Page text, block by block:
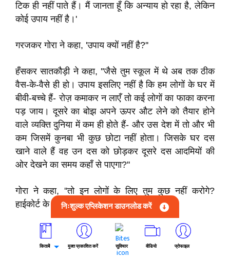
टिक ही नहीं पाते हैं। मैं जानता हूँ कि अन्याय हो रहा है, लेकिन
कोई उपाय नहीं है।'
गरजकर गोरा ने कहा, 'उपाय क्यों नहीं है?''
हँसकर सातकौड़ी ने कहा, ''जैसे तुम स्कूल में थे अब तक ठीक
वैस-के-वैसे ही हो। उपाय इसलिए नहीं है कि हम लोगों के घर में
बीवी-बच्चे हैं- रोज़ कमाकर न लाएँ तो कई लोगों का फाका करना
पड़ जाय। दूसरे का बोझ अपने ऊपर औट लेने को तैयार होने
वाले व्यक्ति दुनिया में कम ही होते हैं- और उस देश में तो और भी
कम जिसमें कुनबा भी कुछ छोटा नहीं होता। जिसके घर दस
खाने वाले हैं वह उन दस को छोड़कर दूसरे दस आदमियों की
ओर देखने का समय कहाँ से पाएगा?''
गोरा ने कहा, ''तो इन लोगों के लिए तुम कुछ नहीं करोगे?
हाईकोर्ट के सामने यदि.... ''
अधीर होकर सातकौड़ी ने कहा, ''अरे, तुम यह क्यों नहीं देखते
कि एक अंग्रेज़ ज़ख्मी हुआ है। हर अंग्रेज़ राजा है- छोटे
अंग्रेज़ को मारना भी छोटे किस्म का राज-विद्रोह ही है।
निःशुल्क एप्लिकेशन डाउनलोड करें
किताबें मुक्त प्रकाशित करें सुविचार वीडियो प्रोफाइल